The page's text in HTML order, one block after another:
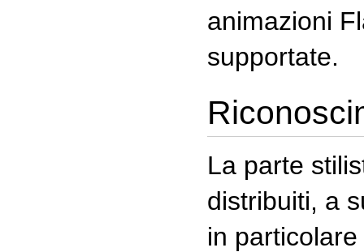
animazioni
supportate.
La parte
distribuiti, a
in